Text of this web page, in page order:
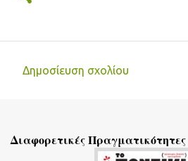
λ
Δημοσίευση σχολίου
Διαφορετικές Πραγματικότητες